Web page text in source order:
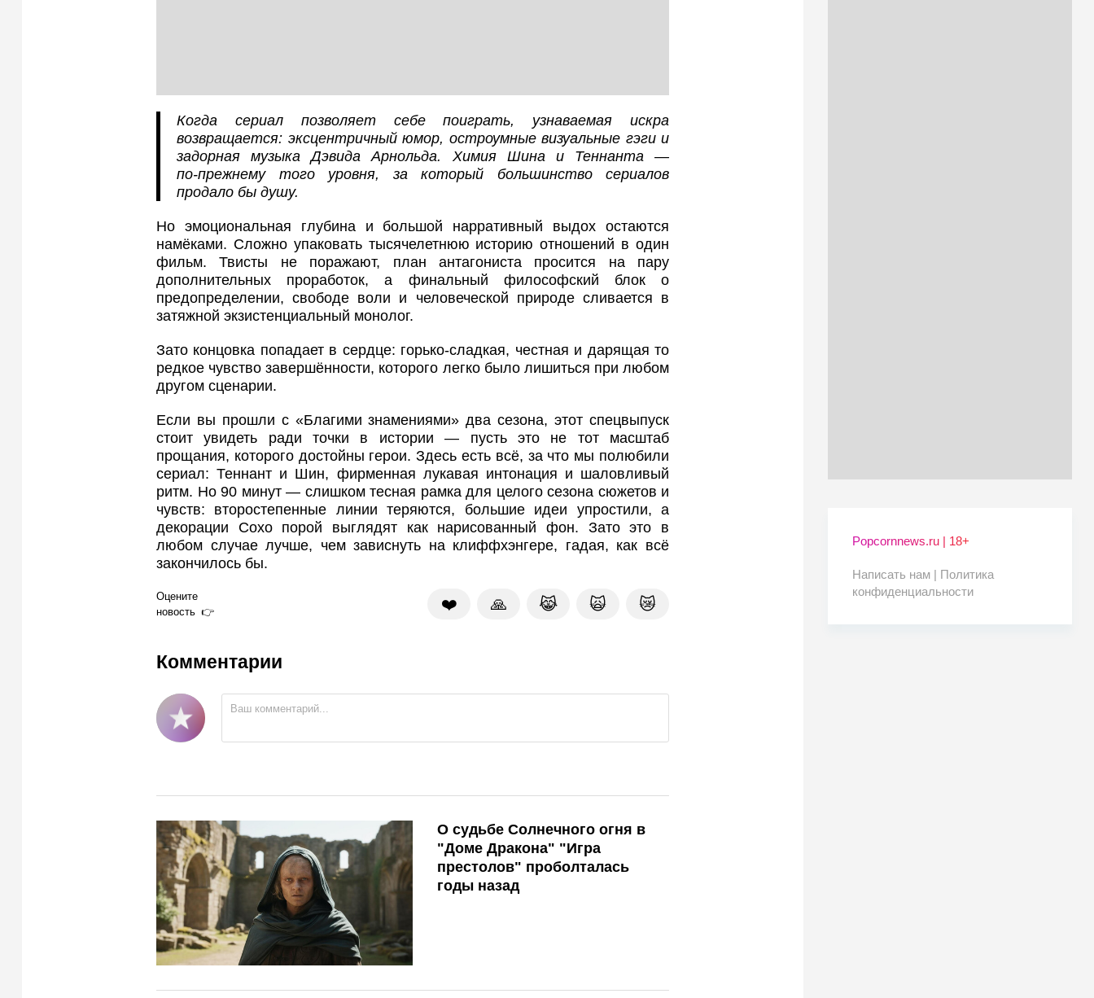
Когда сериал позволяет себе поиграть, узнаваемая искра
возвращается: эксцентричный юмор, остроумные визуальные гэги и
задорная музыка Дэвида Арнольда. Химия Шина и Теннанта —
по‑прежнему того уровня, за который большинство сериалов
продало бы душу.
Но эмоциональная глубина и большой нарративный выдох остаются
намёками. Сложно упаковать тысячелетнюю историю отношений в один
фильм. Твисты не поражают, план антагониста просится на пару
дополнительных проработок, а финальный философский блок о
предопределении, свободе воли и человеческой природе сливается в
затяжной экзистенциальный монолог.
Зато концовка попадает в сердце: горько‑сладкая, честная и дарящая то
редкое чувство завершённости, которого легко было лишиться при любом
другом сценарии.
Если вы прошли с «Благими знамениями» два сезона, этот спецвыпуск
стоит увидеть ради точки в истории — пусть это не тот масштаб
прощания, которого достойны герои. Здесь есть всё, за что мы полюбили
сериал: Теннант и Шин, фирменная лукавая интонация и шаловливый
ритм. Но 90 минут — слишком тесная рамка для целого сезона сюжетов и
чувств: второстепенные линии теряются, большие идеи упростили, а
декорации Сохо порой выглядят как нарисованный фон. Зато это в
любом случае лучше, чем зависнуть на клиффхэнгере, гадая, как всё
закончилось бы.
Оцените
новость
❤️ 🙏 😹 🙀 😿
Комментарии
О судьбе Солнечного огня в
"Доме Дракона" "Игра
престолов" проболталась
годы назад
Popcornnews.ru | 18+
Написать нам | Политика
конфиденциальности